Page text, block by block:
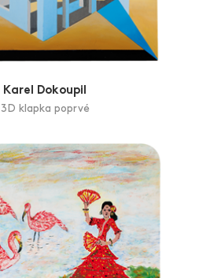
Karel Dokoupil
3D klapka poprvé